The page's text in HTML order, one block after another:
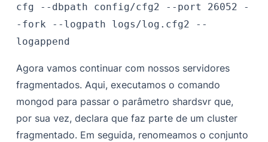
cfg --dbpath config/cfg2 --port 26052 -
-fork --logpath logs/log.cfg2 --
logappend
Agora vamos continuar com nossos servidores
fragmentados. Aqui, executamos o comando
mongod para passar o parâmetro shardsvr que,
por sua vez, declara que faz parte de um cluster
fragmentado. Em seguida, renomeamos o conjunto